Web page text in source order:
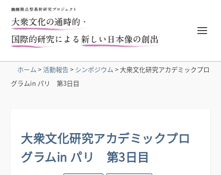
ホーム >活動報告> シンポジウム >大衆文化研究アカデミックプロ
グラムin パリ 第3日目
大衆文化研究アカデミックプロ
グラムin パリ 第3日目